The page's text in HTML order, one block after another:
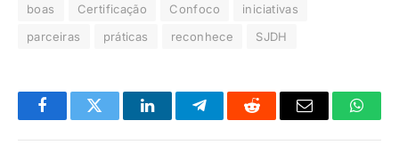
boas Certificação Confoco
iniciativas
parceiras
práticas reconhece SJDH
FacebookTwitter LinkedInTelegramaReddit
E-